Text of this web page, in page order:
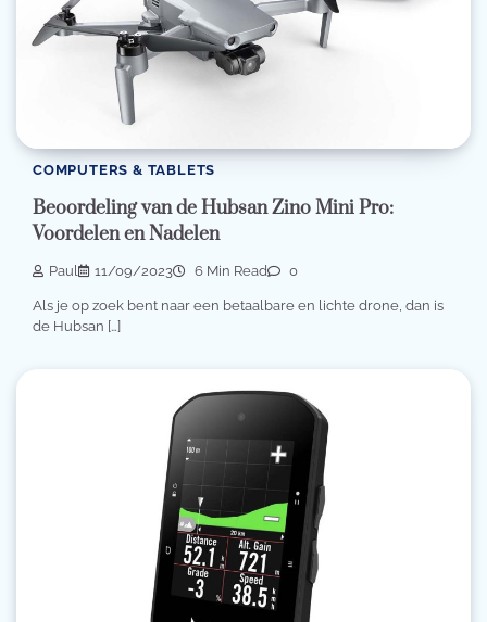
COMPUTERS & TABLETS
Beoordeling van de Hubsan Zino Mini Pro:
Voordelen en Nadelen
Paul 11/09/2023 6 Min Read 0
Als je op zoek bent naar een betaalbare en lichte drone, dan is
de Hubsan […]